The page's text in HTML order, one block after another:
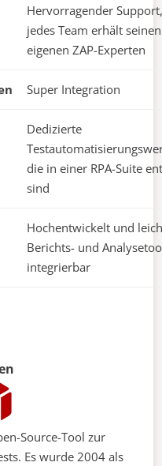
Hervorragender
jedes Team erhält seinen
eigenen ZAP-Experten
Super Integration
Dedizierte
die in einer RPA-Suite
sind
Hochentwickelt und
Berichts- und
integrierbar
Source-Tool zur
Es wurde 2004 als